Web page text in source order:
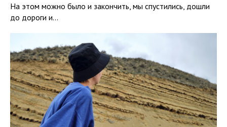
На этом можно было и закончить, мы спустились, дошли
до дороги и...